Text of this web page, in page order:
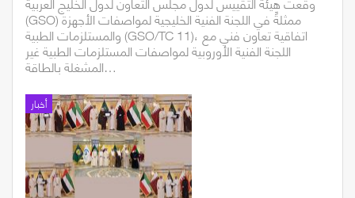
(GSO) ممثلةً في اللجنة الفنية الخليجية لمواصفات الأجهزة
والمستلزمات الطبية (GSO/TC 11)، اتفاقية تعاون فني مع
اللجنة الفنية الأوروبية لمواصفات المستلزمات الطبية غير
المشغلة بالطاقة…
أخبار